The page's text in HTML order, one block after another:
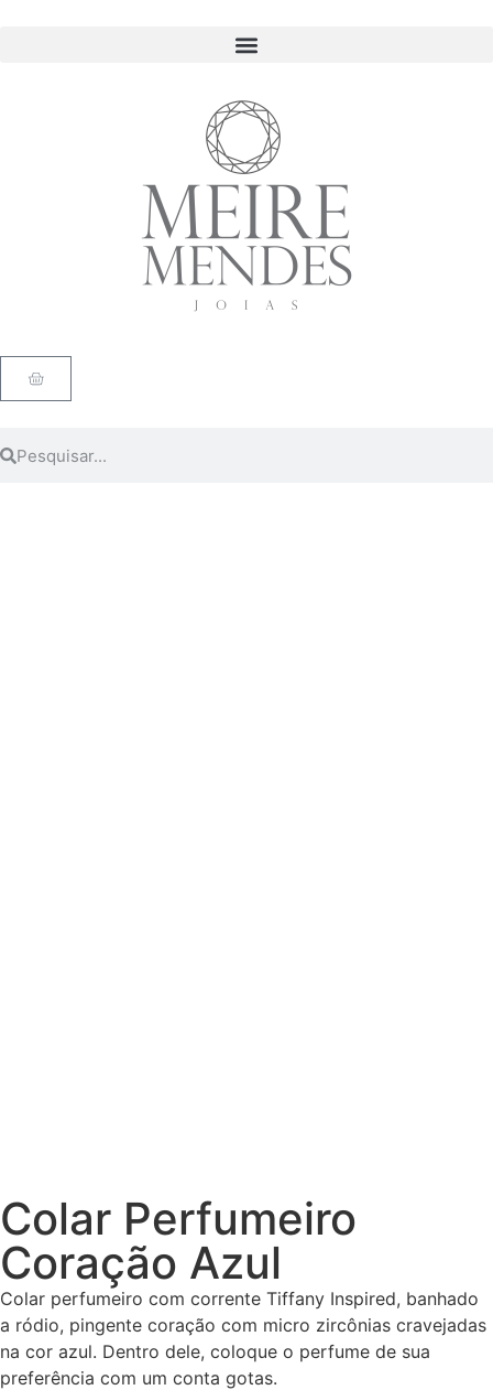
Colar Perfumeiro
Coração Azul
Colar perfumeiro com corrente Tiffany Inspired, banhado
a ródio, pingente coração com micro zircônias cravejadas
na cor azul. Dentro dele, coloque o perfume de sua
preferência com um conta gotas.